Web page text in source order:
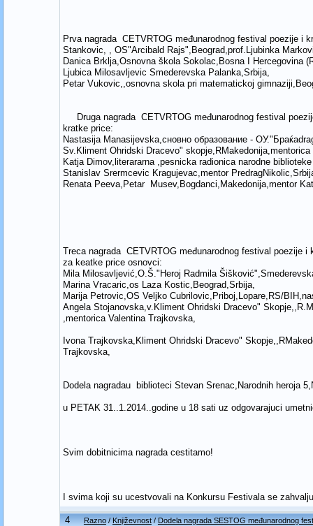
Prva nagrada CETVRTOG međunarodnog festival poezije i
Stankovic, , OS"Arcibald Rajs",Beograd,prof.Ljubinka
Danica Brklja,Osnovna škola Sokolac,Bosna I Hercegovina
Ljubica Milosavljevic Smederevska Palanka,Srbija,
Petar Vukovic,,osnovna skola pri matematickoj
Druga nagrada CETVRTOG međunarodnog festival
kratke price:
Nastasija Manasijevska,сновно образование -
Sv.Kliment Ohridski Dracevo"
Katja Dimov,literararna ,pesnicka radionica narodne
Stanislav Srermcevic Kragujevac,mentor
Renata Peeva,Petar Musev,Bogdanci,Makedonija,mentor
Treca nagrada CETVRTOG međunarodnog festival poezije
za keatke price osnovci:
Mila Milosavljević,O.Š."Heroj Radmila
Marina Vracaric,os Laza Kostic,Beograd,Srbija,
Marija Petrovic,OS Veljko Cubrilovic,Priboj,Lopare,RS/
Angela Stojanovska,v.Kliment Ohridski Dracevo"
,mentorica Valentina Trajkovska,
Ivona Trajkovska,Kliment Ohridski Dracevo"
Trajkovska,
Dodela nagradau biblioteci Stevan Srenac,Narodnih heroja
u PETAK 31..1.2014..godine u 18 sati uz odgovarajuci
Svim dobitnicima nagrada cestitamo!
I svima koji su ucestvovali na Konkursu Festivala se
4 Razno/Književnost/Dodela nagrada SESTOG međunarodnog